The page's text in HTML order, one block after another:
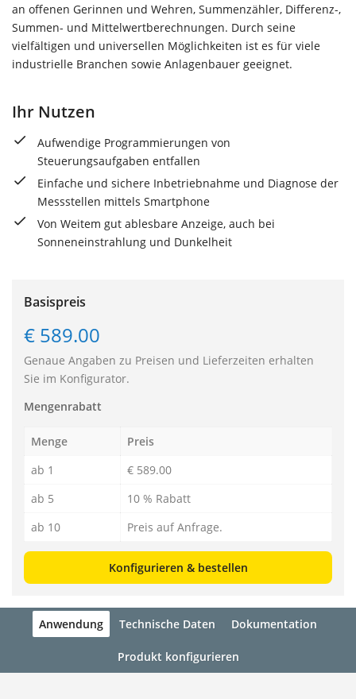
an offenen Gerinnen und Wehren, Summenzähler, Differenz-,
Summen- und Mittelwertberechnungen. Durch seine
vielfältigen und universellen Möglichkeiten ist es für viele
industrielle Branchen sowie Anlagenbauer geeignet.
Ihr Nutzen
Aufwendige Programmierungen von
Steuerungsaufgaben entfallen
Einfache und sichere Inbetriebnahme und Diagnose der
Messstellen mittels Smartphone
Von Weitem gut ablesbare Anzeige, auch bei
Sonneneinstrahlung und Dunkelheit
Basispreis
€ 589.00
Genaue Angaben zu Preisen und Lieferzeiten erhalten
Sie im Konfigurator.
Mengenrabatt
Menge
Preis
ab 1
€ 589.00
ab 5
10 % Rabatt
ab 10
Preis auf Anfrage.
Konfigurieren & bestellen
Anwendung Technische Daten Dokumentation
Produkt konfigurieren